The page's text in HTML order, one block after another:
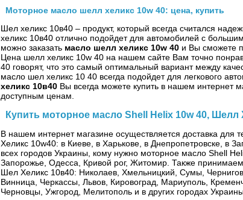
Моторное масло шелл хеликс 10w 40: цена, купить
Шел хеликс 10в40 – продукт, который всегда считался
хеликс 10в40 отлично подойдет для автомобилей с
можно заказать масло шелл хеликс 10w 40 и Вы сможете
Цена шелл хеликс 10w 40 на нашем сайте Вам точно
40 говорят, что это самый оптимальный вариант между
масло шел хеликс 10 40 всегда подойдет для легкового
хеликс 10в40 Вы всегда можете купить в нашем интернет
доступным ценам.
Купить моторное масло Shell Helix 10w 40, Шелл
В нашем интернет магазине осуществляется доставка для
Хеликс 10w40: в Киеве, в Харькове, в Днепропетровске, в
всех городов Украины, кому нужно моторное масло Shell
Запорожье, Одесса, Кривой рог, Житомир. Также
Шел Хеликс 10в40: Николаев, Хмельницкий, Сумы,
Винница, Черкассы, Львов, Кировоград, Мариуполь,
Черновцы, Ужгород, Мелитополь и в других городах